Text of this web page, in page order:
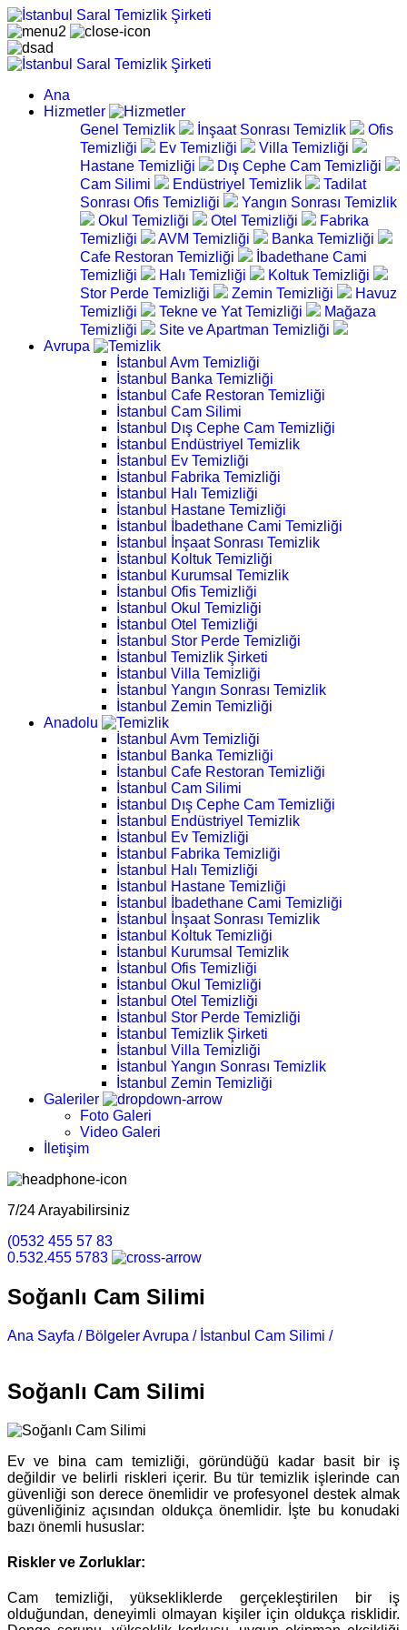
Ana
Hizmetler
Genel Temizlik
İnşaat Sonrası Temizlik
Ofis
Temizliği
Ev Temizliği
Villa Temizliği
Hastane Temizliği
Dış Cephe Cam Temizliği
Cam Silimi
Endüstriyel Temizlik
Tadilat
Sonrası Ofis Temizliği
Yangın Sonrası Temizlik
Okul Temizliği
Otel Temizliği
Fabrika
Temizliği
AVM Temizliği
Banka Temizliği
Cafe Restoran Temizliği
İbadethane Cami
Temizliği
Halı Temizliği
Koltuk Temizliği
Stor Perde Temizliği
Zemin Temizliği
Havuz
Temizliği
Tekne ve Yat Temizliği
Mağaza
Temizliği
Site ve Apartman Temizliği
Avrupa
İstanbul Avm Temizliği
İstanbul Banka Temizliği
İstanbul Cafe Restoran Temizliği
İstanbul Cam Silimi
İstanbul Dış Cephe Cam Temizliği
İstanbul Endüstriyel Temizlik
İstanbul Ev Temizliği
İstanbul Fabrika Temizliği
İstanbul Halı Temizliği
İstanbul Hastane Temizliği
İstanbul İbadethane Cami Temizliği
İstanbul İnşaat Sonrası Temizlik
İstanbul Koltuk Temizliği
İstanbul Kurumsal Temizlik
İstanbul Ofis Temizliği
İstanbul Okul Temizliği
İstanbul Otel Temizliği
İstanbul Stor Perde Temizliği
İstanbul Temizlik Şirketi
İstanbul Villa Temizliği
İstanbul Yangın Sonrası Temizlik
İstanbul Zemin Temizliği
Anadolu
İstanbul Avm Temizliği
İstanbul Banka Temizliği
İstanbul Cafe Restoran Temizliği
İstanbul Cam Silimi
İstanbul Dış Cephe Cam Temizliği
İstanbul Endüstriyel Temizlik
İstanbul Ev Temizliği
İstanbul Fabrika Temizliği
İstanbul Halı Temizliği
İstanbul Hastane Temizliği
İstanbul İbadethane Cami Temizliği
İstanbul İnşaat Sonrası Temizlik
İstanbul Koltuk Temizliği
İstanbul Kurumsal Temizlik
İstanbul Ofis Temizliği
İstanbul Okul Temizliği
İstanbul Otel Temizliği
İstanbul Stor Perde Temizliği
İstanbul Temizlik Şirketi
İstanbul Villa Temizliği
İstanbul Yangın Sonrası Temizlik
İstanbul Zemin Temizliği
Galeriler
Foto Galeri
Video Galeri
İletişim
7/24 Arayabilirsiniz
(0532 455 57 83
0.532.455 5783
Soğanlı Cam Silimi
Ana Sayfa / Bölgeler Avrupa / İstanbul Cam Silimi /
Soğanlı Cam Silimi
Ev ve bina cam temizliği, göründüğü kadar basit bir iş
değildir ve belirli riskleri içerir. Bu tür temizlik işlerinde can
güvenliği son derece önemlidir ve profesyonel destek almak
güvenliğiniz açısından oldukça önemlidir. İşte bu konudaki
bazı önemli hususlar:
Riskler ve Zorluklar:
Cam temizliği, yüksekliklerde gerçekleştirilen bir iş
olduğundan, deneyimli olmayan kişiler için oldukça risklidir.